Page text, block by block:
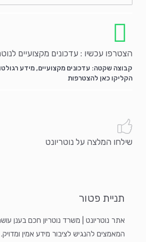
הצטרפו עכשיו : עדכונים מקצועיים
קבוצה שקטה: עדכונים מקצועיים, מידע
הקליקו כאן להצטרפות
שילחו המלצה על נוטריונט
תניית פטור
אתר נוטריונט | משרד נוטריון חכם בענן
המאמצים להנגיש לציבור מידע אמין